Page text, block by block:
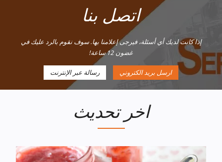
اتصل بنا
إذا كانت لديك أي أسئلة، فيرجى إعلامنا بها. سوف نقوم بالرد عليك في
غضون 12 ساعة!
ارسل بريد الكتروني رسالة عبر الإنترنت
اخر تحديث